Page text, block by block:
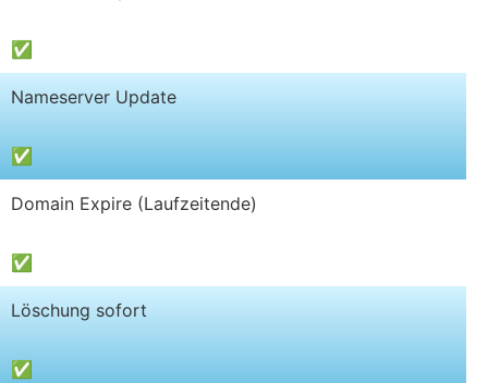
✅
Nameserver Update
✅
Domain Expire (Laufzeitende)
✅
Löschung sofort
✅